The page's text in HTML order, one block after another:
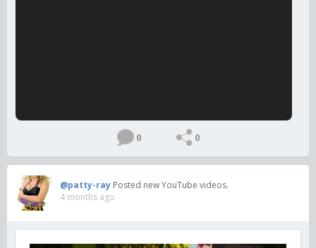
0 0
@patty-ray Posted new YouTube videos.
4 months ago